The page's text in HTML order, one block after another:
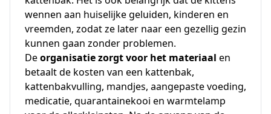
wennen aan huiselijke geluiden, kinderen en
vreemden, zodat ze later naar een gezellig gezin
kunnen gaan zonder problemen.
Deorganisatie zorgt voor het materiaal en
betaalt de kosten van een kattenbak,
kattenbakvulling, mandjes, aangepaste voeding,
medicatie, quarantainekooi en warmtelamp